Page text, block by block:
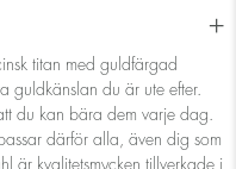
titan med guldfärgad
guldkänslan du är ute efter.
du kan bära dem varje dag.
därför alla, även dig som
är kvalitetsmycken tillverkade i